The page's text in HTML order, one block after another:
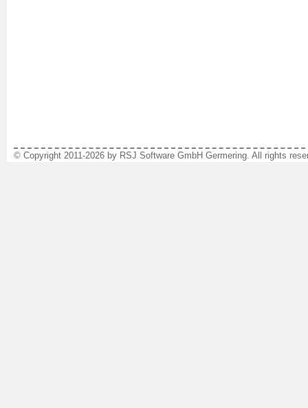
© Copyright 2011-2026 by RSJ Software GmbH Germering. All rights